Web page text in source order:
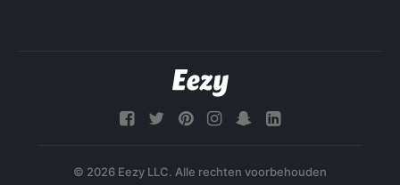
© 2026 Eezy LLC. Alle rechten voorbehouden